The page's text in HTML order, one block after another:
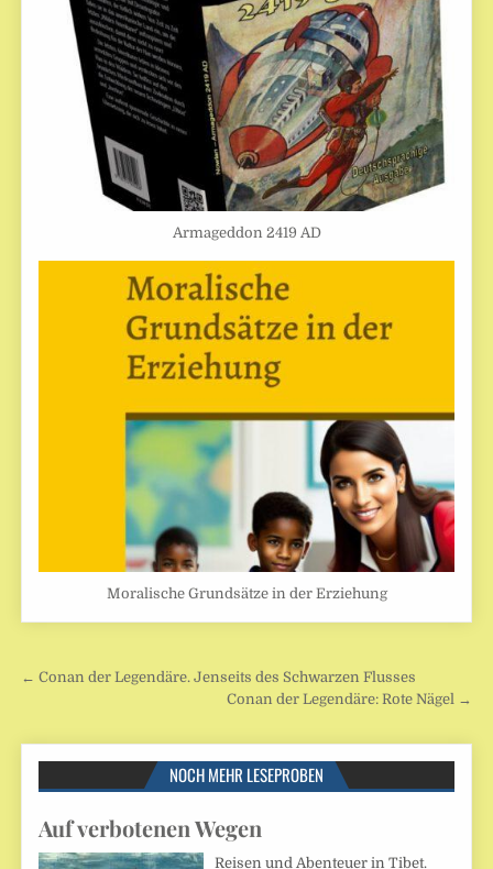
Armageddon 2419 AD
Moralische Grundsätze in der Erziehung
Beitragsnavigation
← Conan der Legendäre. Jenseits des Schwarzen Flusses
Conan der Legendäre: Rote Nägel →
NOCH MEHR LESEPROBEN
Auf verbotenen Wegen
Reisen und Abenteuer in Tibet.